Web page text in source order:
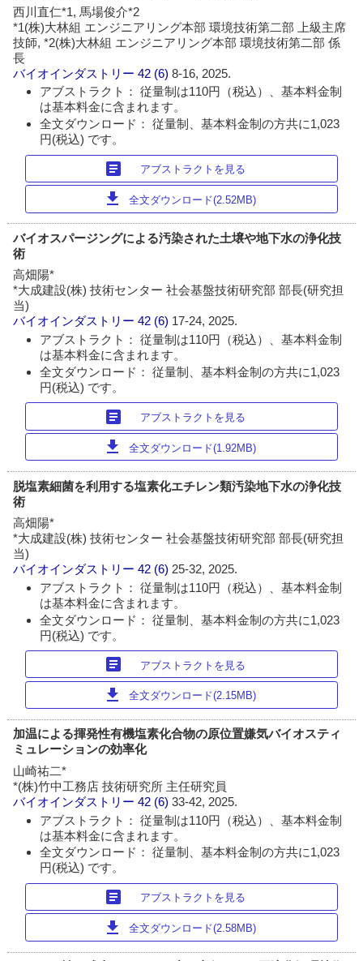
西川直仁*1, 馬場俊介*2
*1(株)大林組 エンジニアリング本部 環境技術第二部 上級主席
技師, *2(株)大林組 エンジニアリング本部 環境技術第二部 係
長
バイオインダストリー 42 (6)8-16, 2025.
アブストラクト： 従量制は110円（税込）、基本料金制
は基本料金に含まれます。
全文ダウンロード： 従量制、基本料金制の方共に1,023
円(税込) です。
article アブストラクトを見る
download 全文ダウンロード(2.52MB)
バイオスパージングによる汚染された土壌や地下水の浄化技
術
高畑陽*
*大成建設(株) 技術センター 社会基盤技術研究部 部長(研究担
当)
バイオインダストリー 42 (6) 17-24, 2025.
アブストラクト： 従量制は110円（税込）、基本料金制
は基本料金に含まれます。
全文ダウンロード： 従量制、基本料金制の方共に1,023
円(税込) です。
article アブストラクトを見る
download 全文ダウンロード(1.92MB)
脱塩素細菌を利用する塩素化エチレン類汚染地下水の浄化技
術
高畑陽*
*大成建設(株) 技術センター 社会基盤技術研究部 部長(研究担
当)
バイオインダストリー 42 (6) 25-32, 2025.
アブストラクト： 従量制は110円（税込）、基本料金制
は基本料金に含まれます。
全文ダウンロード： 従量制、基本料金制の方共に1,023
円(税込) です。
article アブストラクトを見る
download 全文ダウンロード(2.15MB)
加温による揮発性有機塩素化合物の原位置嫌気バイオスティ
ミュレーションの効率化
山崎祐二*
*(株)竹中工務店 技術研究所 主任研究員
バイオインダストリー 42 (6)33-42, 2025.
アブストラクト： 従量制は110円（税込）、基本料金制
は基本料金に含まれます。
全文ダウンロード： 従量制、基本料金制の方共に1,023
円(税込) です。
article アブストラクトを見る
download 全文ダウンロード(2.58MB)